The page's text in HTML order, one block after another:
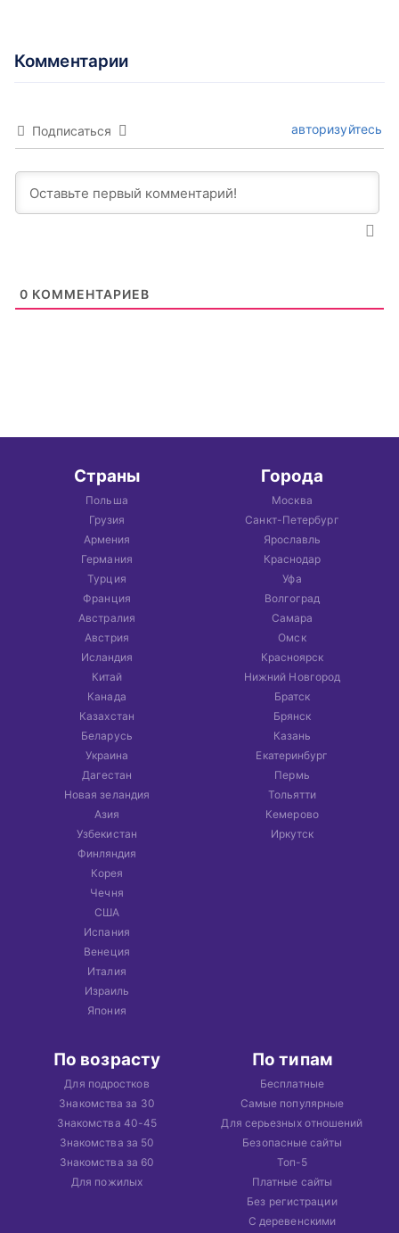
Комментарии
Подписаться авторизуйтесь
0 КОММЕНТАРИЕВ
Страны
Польша
Грузия
Армения
Германия
Турция
Франция
Австралия
Австрия
Исландия
Китай
Канада
Казахстан
Беларусь
Украина
Дагестан
Новая зеландия
Азия
Узбекистан
Финляндия
Корея
Чечня
США
Испания
Венеция
Италия
Израиль
Япония
Города
Москва
Санкт-Петербург
Ярославль
Краснодар
Уфа
Волгоград
Самара
Омск
Красноярск
Нижний Новгород
Братск
Брянск
Казань
Екатеринбург
Пермь
Тольятти
Кемерово
Иркутск
По возрасту
Для подростков
Знакомства за 30
Знакомства 40-45
Знакомства за 50
Знакомства за 60
Для пожилых
По типам
Бесплатные
Самые популярные
Для серьезных отношений
Безопасные сайты
Топ-5
Платные сайты
Без регистрации
С деревенскими